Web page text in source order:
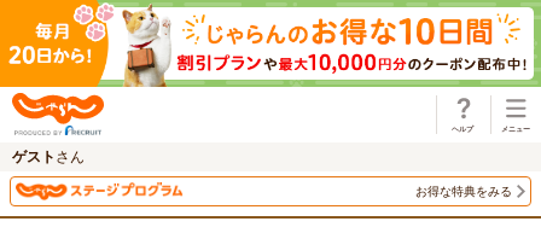
ゲスト さん
お得な特典をみる